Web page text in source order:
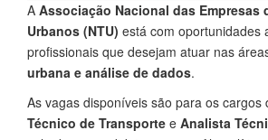
A Associação Nacional das Empresas
Urbanos (NTU) está com oportunidades
profissionais que desejam atuar nas
urbana e análise de dados.
As vagas disponíveis são para os cargos
Técnico de Transporte e Analista